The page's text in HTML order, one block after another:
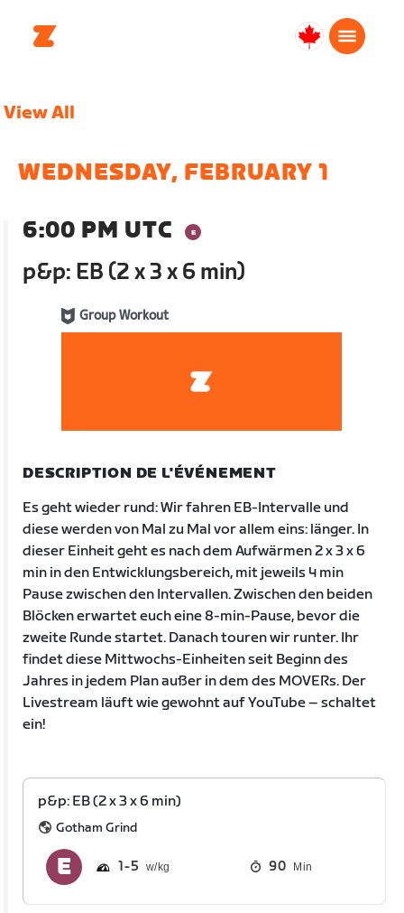
Canada
View All
WEDNESDAY, FEBRUARY 1
6:00 PM UTC
p&p: EB (2 x 3 x 6 min)
Group Workout
DESCRIPTION DE L'ÉVÉNEMENT
Es geht wieder rund: Wir fahren EB-Intervalle und
diese werden von Mal zu Mal vor allem eins: länger. In
dieser Einheit geht es nach dem Aufwärmen 2 x 3 x 6
min in den Entwicklungsbereich, mit jeweils 4 min
Pause zwischen den Intervallen. Zwischen den beiden
Blöcken erwartet euch eine 8-min-Pause, bevor die
zweite Runde startet. Danach touren wir runter. Ihr
findet diese Mittwochs-Einheiten seit Beginn des
Jahres in jedem Plan außer in dem des MOVERs. Der
Livestream läuft wie gewohnt auf YouTube – schaltet
ein!
p&p: EB (2 x 3 x 6 min)
Gotham Grind
1 5 90 Min